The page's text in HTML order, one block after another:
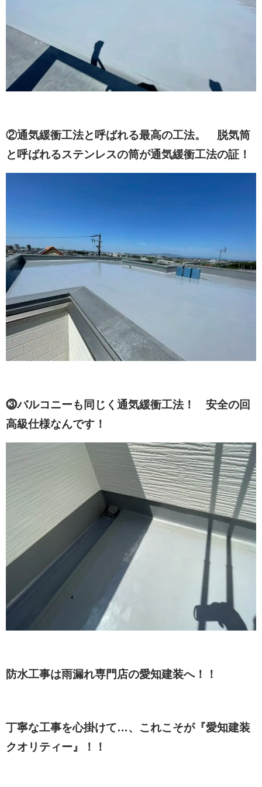
②通気緩衝工法と呼ばれる最高の工法。 脱気筒
と呼ばれるステンレスの筒が通気緩衝工法の証！
⓷バルコニーも同じく通気緩衝工法！ 安全の回
高級仕様なんです！
防水工事は雨漏れ専門店の愛知建装へ！！
丁寧な工事を心掛けて…、これこそが『愛知建装
クオリティー』！！